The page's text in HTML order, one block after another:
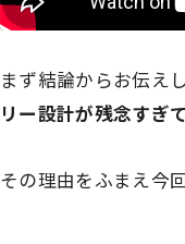
まず結論からお伝え
リー設計が残念すぎ
その理由をふまえ今